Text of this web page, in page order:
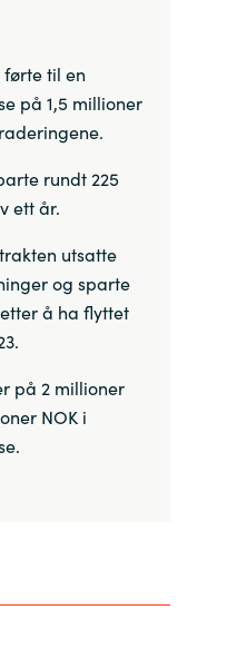
til en
på 1,5 millioner
rundt 225
ett år.
utsatte
og sparte
å ha flyttet
på 2 millioner
NOK i